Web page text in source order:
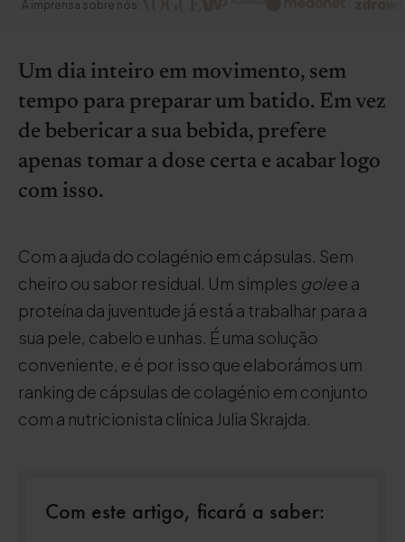
A imprensa sobre nós:
Um dia inteiro em movimento, sem
tempo para preparar um batido. Em vez
de bebericar a sua bebida, prefere
apenas tomar a dose certa e acabar logo
com isso.
Com a ajuda do colagénio em cápsulas. Sem
cheiro ou sabor residual. Um simples golee a
proteína da juventude já está a trabalhar para a
sua pele, cabelo e unhas. É uma solução
conveniente, e é por isso que elaborámos um
ranking de cápsulas de colagénio em conjunto
com a nutricionista clínica Julia Skrajda.
Com este artigo, ficará a saber: